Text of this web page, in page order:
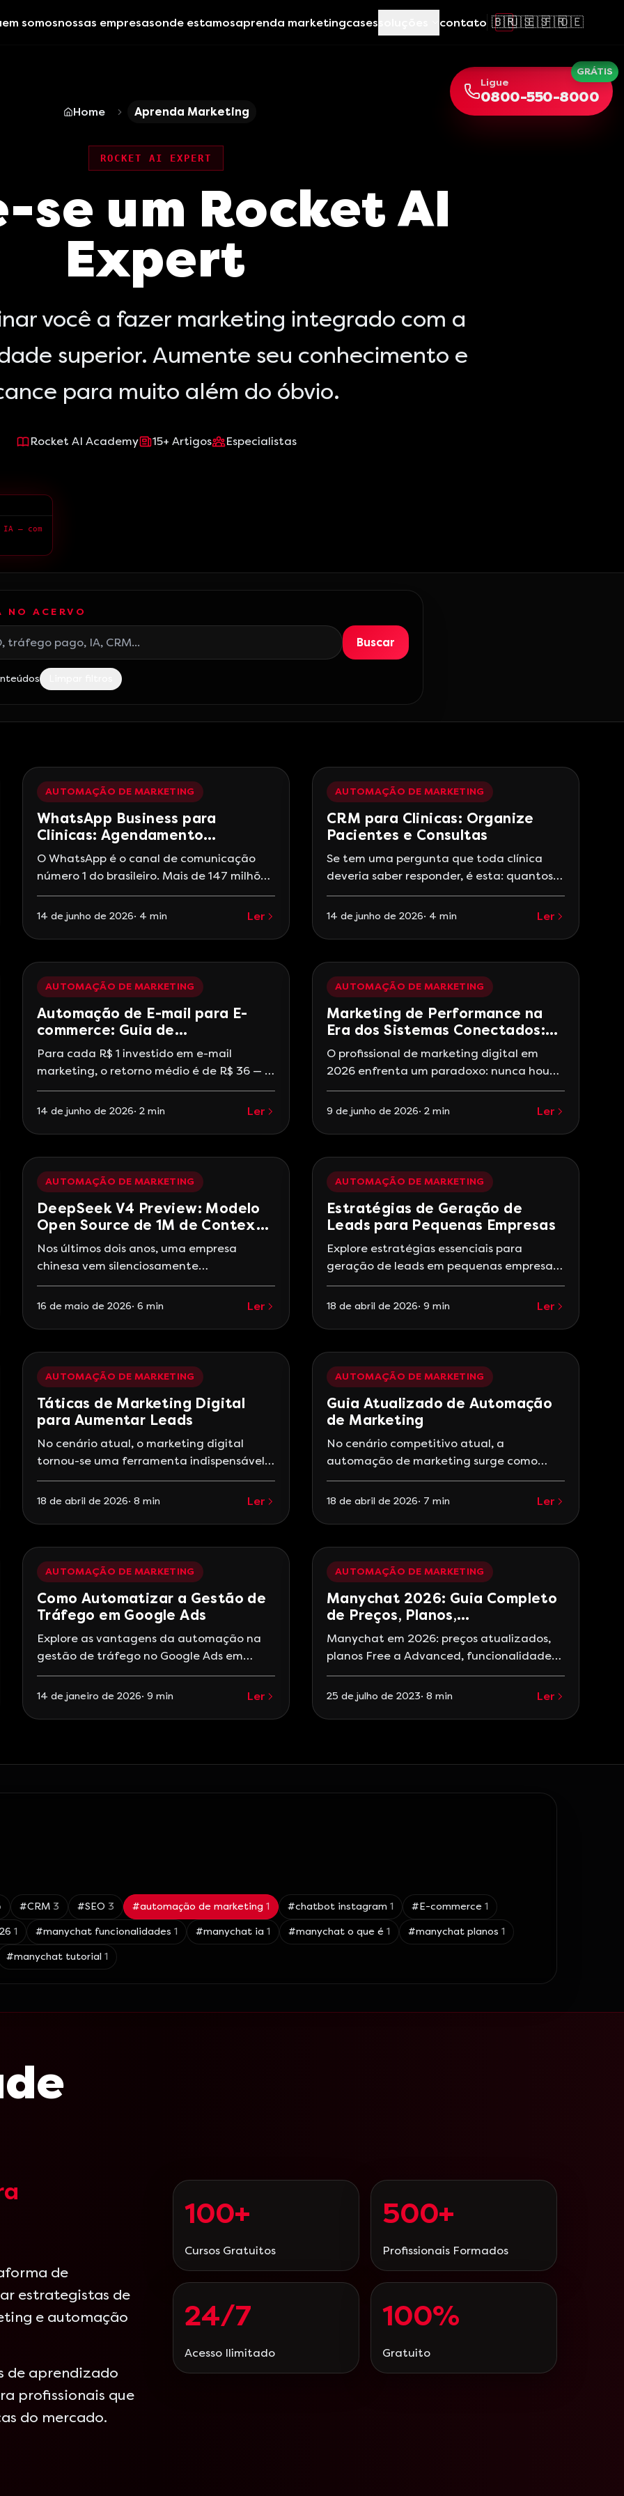
somosnossas empresasonde estamosaprenda marketingcases contato 🇧🇷🇺🇸🇪🇸🇫🇷🇩🇪
Home Aprenda Marketing
ROCKET AI EXPERT
se um Rocket AI
Expert
você a fazer marketing integrado com a
superior. Aumente seu conhecimento e
para muito além do óbvio.
Rocket AI Academy 15+ Artigos Especialistas
NO ACERVO
Buscar
AUTOMAÇÃO DE MARKETING
WhatsApp Business para
Clinicas: Agendamento
Automatizado
O WhatsApp é o canal de comunicação
número 1 do brasileiro. Mais de 147 milhões
de pessoas usam o aplicativo no país, e
92% das pequenas e médias empresas já
WhatsApp não é mais um diferencial — é
obrigação. Mas existe um abismo
14 de junho de 2026· 4 min Ler
AUTOMAÇÃO DE MARKETING
CRM para Clinicas: Organize
Pacientes e Consultas
Se tem uma pergunta que toda clínica
deveria saber responder, é esta: quantos
pacientes que entraram em contato no
mês passado não agendaram consulta? A
entre 40% e 60% dos leads se perdem por
falta de organização e follow-up. Não é
falta
14 de junho de 2026· 4 min Ler
AUTOMAÇÃO DE MARKETING
Automação de E-mail para E-
commerce: Guia de
Configuração
Para cada R$ 1 investido em e-mail
marketing, o retorno médio é de R$ 36 — o
ROI mais alto de todos os canais de
marketing digital. Mas “e-mail marketing”
baseadas no comportamento do cliente.
Para e-commerce, isso é a diferença entre
uma loja que
14 de junho de 2026· 2 min Ler
AUTOMAÇÃO DE MARKETING
Marketing de Performance na
Era dos Sistemas Conectados:
Por Que Ferramentas Isoladas
Não Funcionam Mais
O profissional de marketing digital em
2026 enfrenta um paradoxo: nunca houve
tantas ferramentas disponíveis, e nunca
foi tão difícil fazer todas func…
9 de junho de 2026· 2 min Ler
AUTOMAÇÃO DE MARKETING
DeepSeek V4 Preview: Modelo
Open Source de 1M de Contexto
Chegou
Nos últimos dois anos, uma empresa
chinesa vem silenciosamente
redesenhando o mapa da inteligência
artificial. Enquanto OpenAI, Google e
caminho oposto: entregar performance de
ponta a preços irrelevantes. O resultado?
Em maio de 2026, a DeepSeek lançou o V4
Preview —
16 de maio de 2026· 6 min Ler
AUTOMAÇÃO DE MARKETING
Estratégias de Geração de
Leads para Pequenas Empresas
Explore estratégias essenciais para
geração de leads em pequenas empresas.
Aprenda a otimizar suas abordagens e
alcançar novos clientes. Estratégias de
para o crescimento e a sustentabilidade
de pequenas empresas. Em um mercado
competitivo, captar potenciais clientes de
maneira eficaz pode significar a
18 de abril de 2026· 9 min Ler
AUTOMAÇÃO DE MARKETING
Táticas de Marketing Digital
para Aumentar Leads
No cenário atual, o marketing digital
tornou-se uma ferramenta indispensável
para empresas que desejam crescer e se
destacar. Com a evolução tecnológica e o
oferecem inúmeras oportunidades para a
geração de leads, permitindo que
empresas de todos os tamanhos alcancem
novos públicos e impulsionem seus
negócios. Neste
18 de abril de 2026· 8 min Ler
AUTOMAÇÃO DE MARKETING
Guia Atualizado de Automação
de Marketing
No cenário competitivo atual, a
automação de marketing surge como
uma solução essencial para empresas que
buscam otimizar seus processos e
personalização, entender e implementar a
automação de marketing pode ser a
chave para se destacar no mercado.
Neste artigo, abordaremos o que é
automação de marketing,
18 de abril de 2026· 7 min Ler
AUTOMAÇÃO DE MARKETING
Como Automatizar a Gestão de
Tráfego em Google Ads
Explore as vantagens da automação na
gestão de tráfego no Google Ads em
2026. Aprenda sobre ferramentas
essenciais, práticas recomendadas e
maximizar seus investimentos
14 de janeiro de 2026· 9 min Ler
AUTOMAÇÃO DE MARKETING
Manychat 2026: Guia Completo
de Preços, Planos,
Funcionalidades e IA
Manychat em 2026: preços atualizados,
planos Free a Advanced, funcionalidades
de IA, TikTok, WhatsApp Flows e DM After
Follow. Guia completo com comparativo e
25 de julho de 2023· 8 min Ler
#CRM 3 #SEO 3 #automação de marketing 1 #chatbot instagram 1 #E-commerce 1
1 #manychat funcionalidades 1 #manychat ia 1 #manychat o que é 1 #manychat planos 1
#manychat tutorial 1
de
estrategistas de
e automação
de aprendizado
profissionais que
do mercado.
100+
Cursos Gratuitos
500+
Profissionais Formados
24/7
Acesso Ilimitado
100%
Gratuito
Ligue
0800-550-8000
GRÁTIS